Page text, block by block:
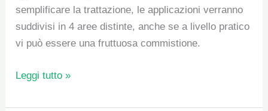
semplificare la trattazione, le applicazioni verranno
suddivisi in 4 aree distinte, anche se a livello pratico
vi può essere una fruttuosa commistione.
Leggi tutto »